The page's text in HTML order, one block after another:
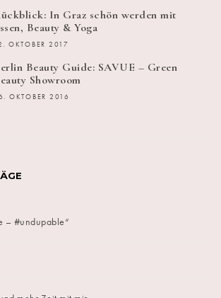
In Graz schön werden mit
Beauty & Yoga
OKTOBER 2017
Beauty Guide: SAVUE – Green
Showroom
OKTOBER 2016
– #undupable“